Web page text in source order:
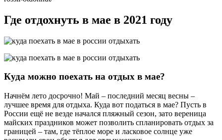
Где отдохнуть в мае в 2021 году
Куда можно поехать на отдых в мае?
Начнём лето досрочно! Май – последний месяц весны –
лучшее время для отдыха. Куда вот податься в мае? Пусть в
России ещё не везде начался пляжный сезон, зато вереница
майских праздников может позволить спланировать отдых за
границей – там, где тёплое море и ласковое солнце уже